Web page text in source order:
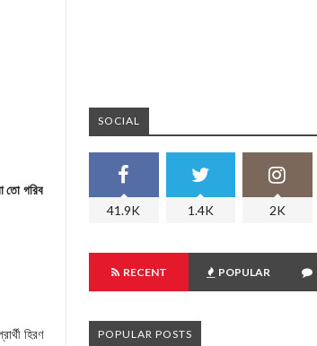
তো গরিব
হিরণ
SOCIAL
41.9K 1.4K 2K
RECENT POPULAR
POPULAR POSTS